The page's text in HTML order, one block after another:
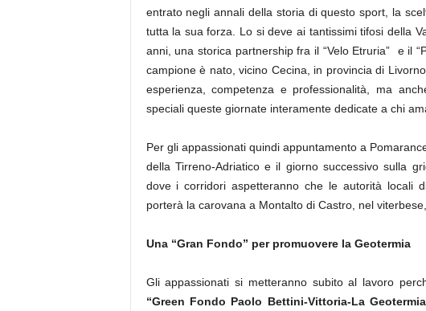
entrato negli annali della storia di questo sport, la
tutta la sua forza. Lo si deve ai tantissimi tifosi della
anni, una storica partnership fra il “Velo Etruria” e il
campione è nato, vicino Cecina, in provincia di
esperienza, competenza e professionalità, ma
speciali queste giornate interamente dedicate a chi
Per gli appassionati quindi appuntamento a
della Tirreno-Adriatico e il giorno successivo sulla
dove i corridori aspetteranno che le autorità locali
porterà la carovana a Montalto di Castro, nel
Una “Gran Fondo” per promuovere la Geotermia
Gli appassionati si metteranno subito al lavoro
“Green Fondo Paolo Bettini-Vittoria-La